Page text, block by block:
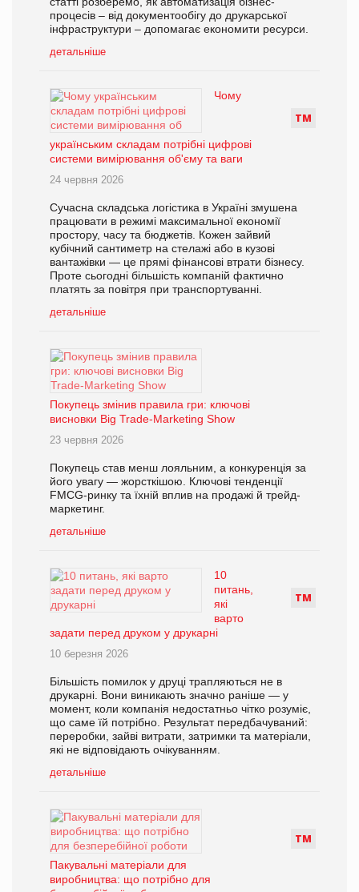
процесів – від документообігу до друкарської
інфраструктури – допомагає економити ресурси.
детальніше
ТМ
Чому
українським складам потрібні цифрові
системи вимірювання об'єму та ваги
24 червня 2026
Сучасна складська логістика в Україні змушена
працювати в режимі максимальної економії
простору, часу та бюджетів. Кожен зайвий
кубічний сантиметр на стелажі або в кузові
вантажівки — це прямі фінансові втрати бізнесу.
Проте сьогодні більшість компаній фактично
платять за повітря при транспортуванні.
детальніше
Покупець змінив правила гри: ключові
висновки Big Trade-Marketing Show
23 червня 2026
Покупець став менш лояльним, а конкуренція за
його увагу — жорсткішою. Ключові тенденції
FMCG-ринку та їхній вплив на продажі й трейд-
маркетинг.
детальніше
ТМ
10
питань,
які
варто
задати перед друком у друкарні
10 березня 2026
Більшість помилок у друці трапляються не в
друкарні. Вони виникають значно раніше — у
момент, коли компанія недостатньо чітко розуміє,
що саме їй потрібно. Результат передбачуваний:
переробки, зайві витрати, затримки та матеріали,
які не відповідають очікуванням.
детальніше
ТМ
Пакувальні матеріали для
виробництва: що потрібно для